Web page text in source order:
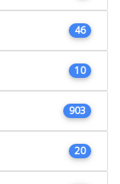
46
10
903
20